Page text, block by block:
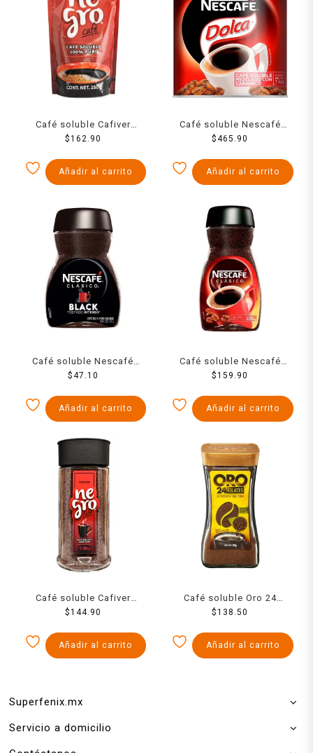
Café soluble Cafiver
Negro Doypack 250 g
$162.90
Añadir al carrito
Café soluble Nescafé
Dolca mezclado con
$465.90
Añadir al carrito
Café soluble Nescafé
Clásico Black 40 g
$47.10
Añadir al carrito
Café soluble Nescafé
clásico 225 g
$159.90
Añadir al carrito
Café soluble Cafiver
Negro 180 g
$144.90
Añadir al carrito
Café soluble Oro 24
kilates 160 g
$138.50
Añadir al carrito
Superfenix.mx
Servicio a domicilio